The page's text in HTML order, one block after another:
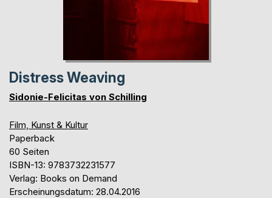
Distress Weaving
Sidonie-Felicitas von Schilling
Film, Kunst & Kultur
Paperback
60 Seiten
ISBN-13: 9783732231577
Verlag: Books on Demand
Erscheinungsdatum: 28.04.2016